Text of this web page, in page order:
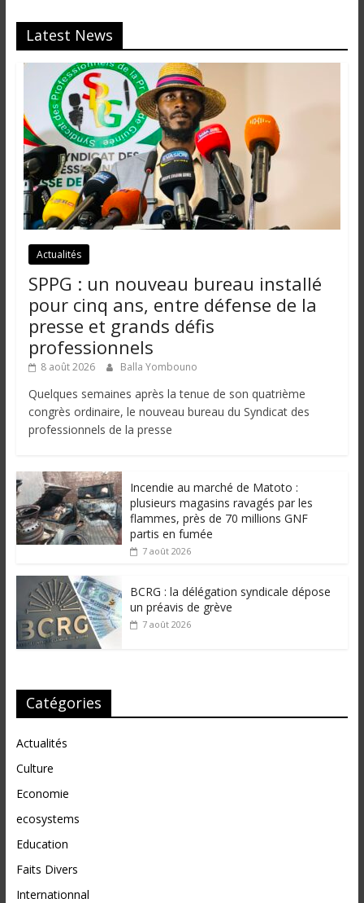
Latest News
Actualités
SPPG : un nouveau bureau installé
pour cinq ans, entre défense de la
presse et grands défis
professionnels
8 août 2026 Balla Yombouno
Quelques semaines après la tenue de son quatrième
congrès ordinaire, le nouveau bureau du Syndicat des
professionnels de la presse
Incendie au marché de Matoto :
plusieurs magasins ravagés par les
flammes, près de 70 millions GNF
partis en fumée
7 août 2026
BCRG : la délégation syndicale dépose
un préavis de grève
7 août 2026
Catégories
Actualités
Culture
Economie
ecosystems
Education
Faits Divers
Internationnal